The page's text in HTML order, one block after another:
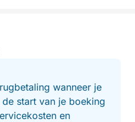
wanneer je
start van je boeking
en